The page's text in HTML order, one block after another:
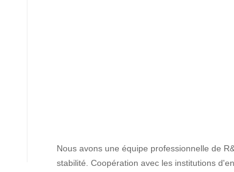
Nous avons une équipe professionnelle de
stabilité. Coopération avec les institutions